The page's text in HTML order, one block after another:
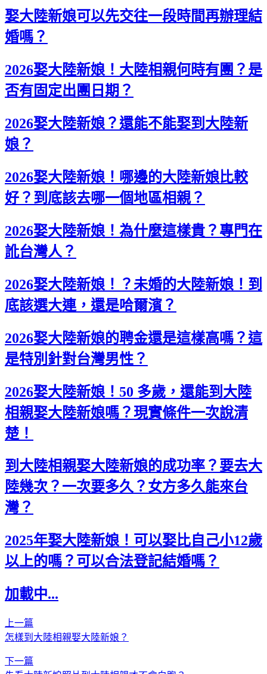
娶大陸新娘可以先交往一段時間再辦理結
婚嗎？
2026娶大陸新娘！大陸相親何時有團？是
否有固定出團日期？
2026娶大陸新娘？還能不能娶到大陸新
娘？
2026娶大陸新娘！哪邊的大陸新娘比較
好？到底該去哪一個地區相親？
2026娶大陸新娘！為什麼這樣貴？專門在
訛台灣人？
2026娶大陸新娘！？未婚的大陸新娘！到
底該選大連，還是哈爾濱？
2026娶大陸新娘的聘金還是這樣高嗎？這
是特別針對台灣男性？
2026娶大陸新娘！50 多歲，還能到大陸
相親娶大陸新娘嗎？現實條件一次說清
楚！
到大陸相親娶大陸新娘的成功率？要去大
陸幾次？一次要多久？女方多久能來台
灣？
2025年娶大陸新娘！可以娶比自己小12歲
以上的嗎？可以合法登記結婚嗎？
加載中...
上一篇
怎樣到大陸相親娶大陸新娘？
下一篇